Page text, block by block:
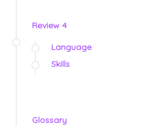
Review 4
Language
Skills
Glossary